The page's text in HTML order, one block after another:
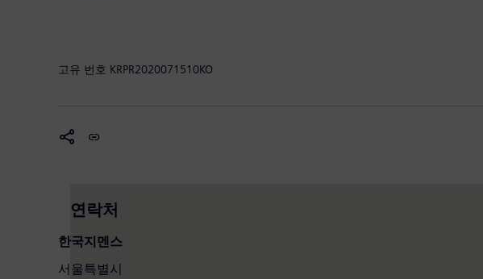
고유 번호 KRPR2020071510KO
연락처
한국지멘스
서울특별시